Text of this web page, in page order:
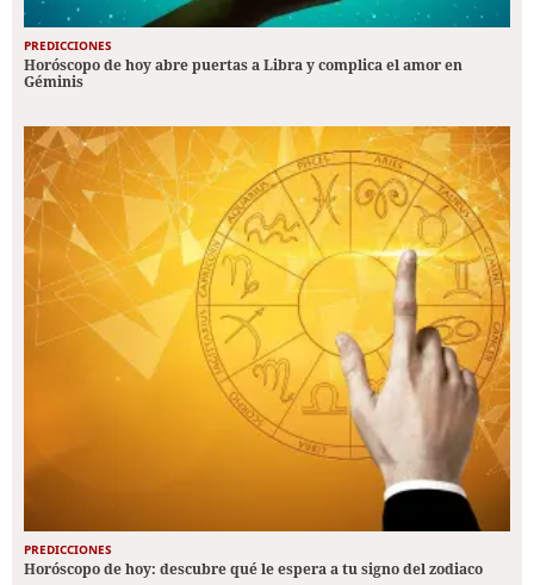
PREDICCIONES
Horóscopo de hoy abre puertas a Libra y complica el amor en
Géminis
PREDICCIONES
Horóscopo de hoy: descubre qué le espera a tu signo del zodiaco